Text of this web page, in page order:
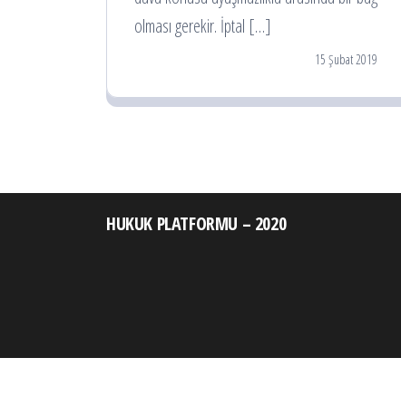
olması gerekir. İptal […]
15 Şubat 2019
HUKUK PLATFORMU – 2020